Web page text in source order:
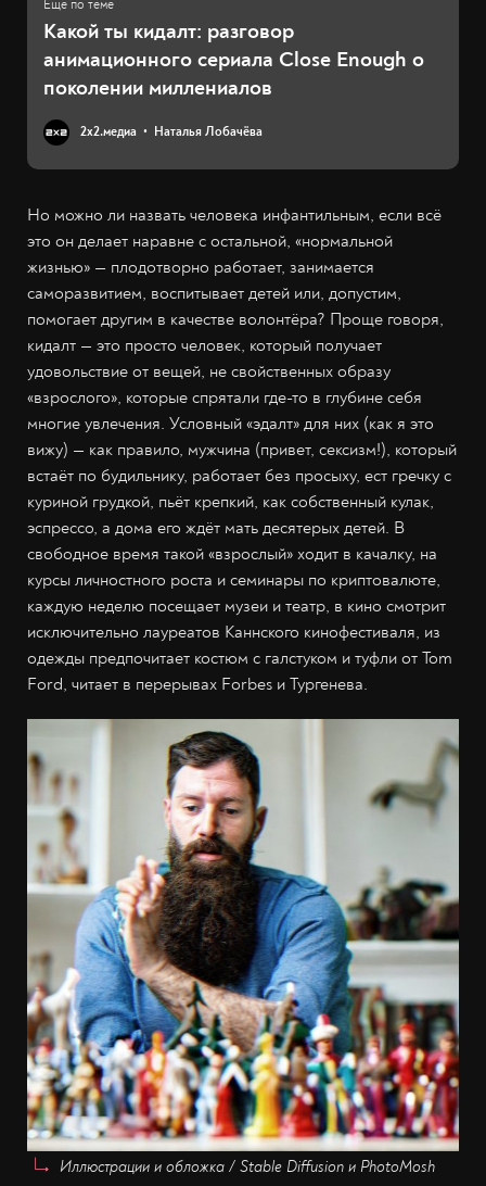
Какой ты кидалт: разговор
анимационного сериала Close Enough о
поколении миллениалов
2х2.медиа Наталья Лобачёва
Но можно ли назвать человека инфантильным, если всё
это он делает наравне с остальной, «нормальной
жизнью» — плодотворно работает, занимается
саморазвитием, воспитывает детей или, допустим,
помогает другим в качестве волонтёра? Проще говоря,
кидалт — это просто человек, который получает
удовольствие от вещей, не свойственных образу
«взрослого», которые спрятали где-то в глубине себя
многие увлечения. Условный «эдалт» для них (как я это
вижу) — как правило, мужчина (привет, сексизм!), который
встаёт по будильнику, работает без просыху, ест гречку с
куриной грудкой, пьёт крепкий, как собственный кулак,
эспрессо, а дома его ждёт мать десятерых детей. В
свободное время такой «взрослый» ходит в качалку, на
курсы личностного роста и семинары по криптовалюте,
каждую неделю посещает музеи и театр, в кино смотрит
исключительно лауреатов Каннского кинофестиваля, из
одежды предпочитает костюм с галстуком и туфли от Tom
Ford, читает в перерывах Forbes и Тургенева.
Иллюстрации и обложка / Stable Diffusion и PhotoMosh